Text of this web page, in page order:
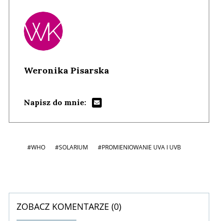
Weronika Pisarska
Napisz do mnie:
#WHO #SOLARIUM #PROMIENIOWANIE UVA I UVB
ZOBACZ KOMENTARZE (0)